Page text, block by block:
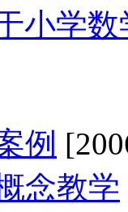
小学
例
念教学